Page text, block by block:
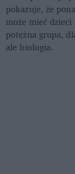
pokazuje, że
może mieć
potężna grupa,
ale biologia.